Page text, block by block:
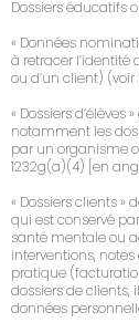
Dossiers éducatifs
« Données
à retracer l’identité
ou d’un client)
« Dossiers
notamment les
par un organisme
1232g(a)(4) [en
« Dossiers clients
qui est conservé
santé mentale ou
interventions,
pratique
dossiers de clients,
données